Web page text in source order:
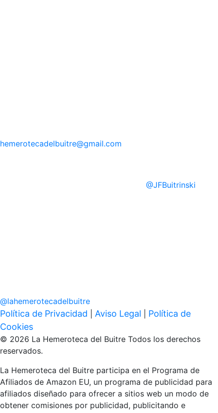
hemerotecadelbuitre@gmail.com
@JFBuitrinski
@lahemerotecadelbuitre
Política de Privacidad Aviso Legal
Política de
Cookies
© 2026 La Hemeroteca del Buitre Todos los derechos
reservados.
La Hemeroteca del Buitre participa en el Programa de
Afiliados de Amazon EU, un programa de publicidad para
afiliados diseñado para ofrecer a sitios web un modo de
obtener comisiones por publicidad, publicitando e